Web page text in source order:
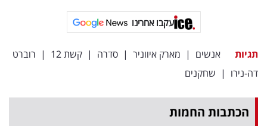
עקבו אחרינו
תגיות אנשים | מארק איווניר | סדרה | קשת 12 | רוברט
דה-נירו | שחקנים
הכתבות החמות